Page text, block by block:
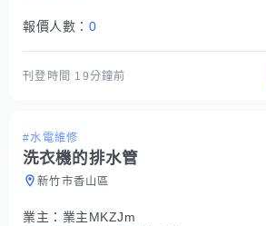
報價人數： 0
刊登時間 19分鐘前
#水電維修
洗衣機的排水管
新竹市香山區
業主： 業主MKZJm